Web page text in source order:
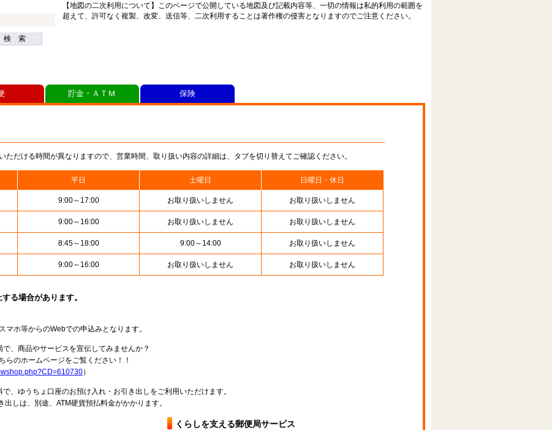
検 索
【地図の二次利用について】このページで公開している地図及び記載内容等、一切の情報は私的利用の範囲を
超えて、許可なく複製、改変、送信等、二次利用することは著作権の侵害となりますのでご注意ください。
だける時間が異なりますので、営業時間、取り扱い内容の詳細は、タブを切り替えてご確認ください。
平日 土曜日 日曜日・休日
9:00～17:00 お取り扱いしません お取り扱いしません
9:00～16:00 お取り扱いしません お取り扱いしません
8:45～18:00 9:00～14:00 お取り扱いしません
9:00～16:00 お取り扱いしません お取り扱いしません
る場合があります。
ホ等からのWebでの申込みとなります。
、商品やサービスを宣伝してみませんか？
のホームページをご覧ください！！
）
、ゆうちょ口座のお預け入れ・お引き出しをご利用いただけます。
しは、別途、ATM硬貨預払料金がかかります。
くらしを支える郵便局サービス
貯金・ＡＴＭ 保険